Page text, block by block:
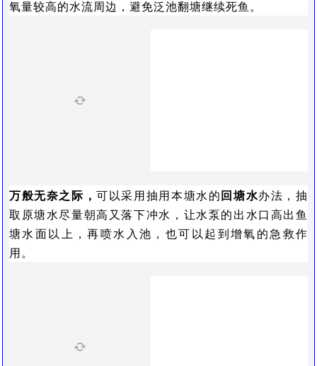
氧量较高的水流周边，避免泛池翻塘继续死鱼。
万般无奈之际，可以采用抽用本塘水的 回塘水办法，抽
取原塘水尽量朝高又落下冲水，让水泵的出水口高出鱼
塘水面以上，再喷水入池，也可以起到增氧的急救作
用。